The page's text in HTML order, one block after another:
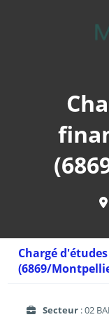
Chargé
(6869/
Secteur : 02